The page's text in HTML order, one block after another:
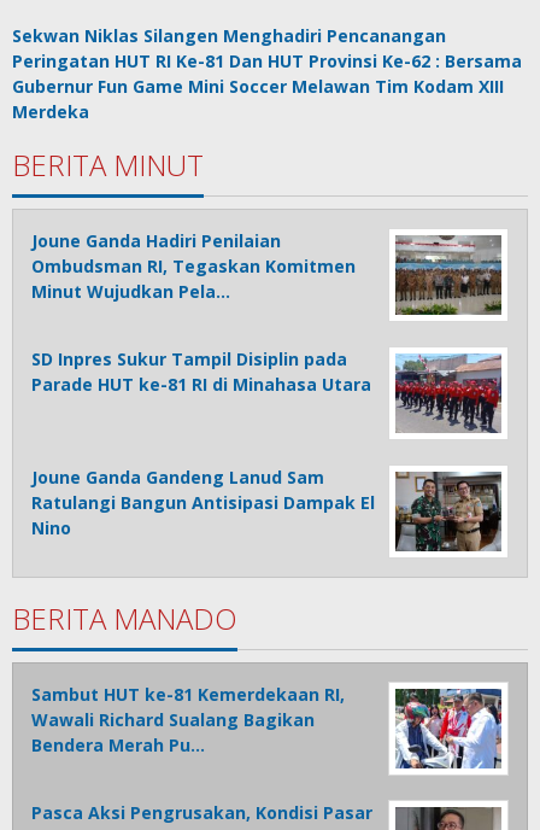
Sekwan Niklas Silangen Menghadiri Pencanangan
Peringatan HUT RI Ke-81 Dan HUT Provinsi Ke-62 : Bersama
Gubernur Fun Game Mini Soccer Melawan Tim Kodam XIII
Merdeka
BERITA MINUT
Joune Ganda Hadiri Penilaian
Ombudsman RI, Tegaskan Komitmen
Minut Wujudkan Pela…
SD Inpres Sukur Tampil Disiplin pada
Parade HUT ke-81 RI di Minahasa Utara
Joune Ganda Gandeng Lanud Sam
Ratulangi Bangun Antisipasi Dampak El
Nino
BERITA MANADO
Sambut HUT ke-81 Kemerdekaan RI,
Wawali Richard Sualang Bagikan
Bendera Merah Pu…
Pasca Aksi Pengrusakan, Kondisi Pasar